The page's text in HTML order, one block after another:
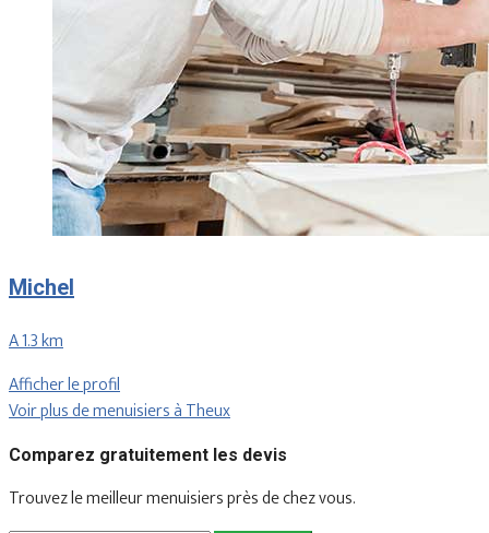
Michel
A 1.3 km
Afficher le profil
Voir plus de menuisiers à Theux
Comparez gratuitement les devis
Trouvez le meilleur menuisiers près de chez vous.